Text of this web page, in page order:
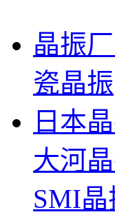
晶振
瓷晶振
日本
大河
SMI晶